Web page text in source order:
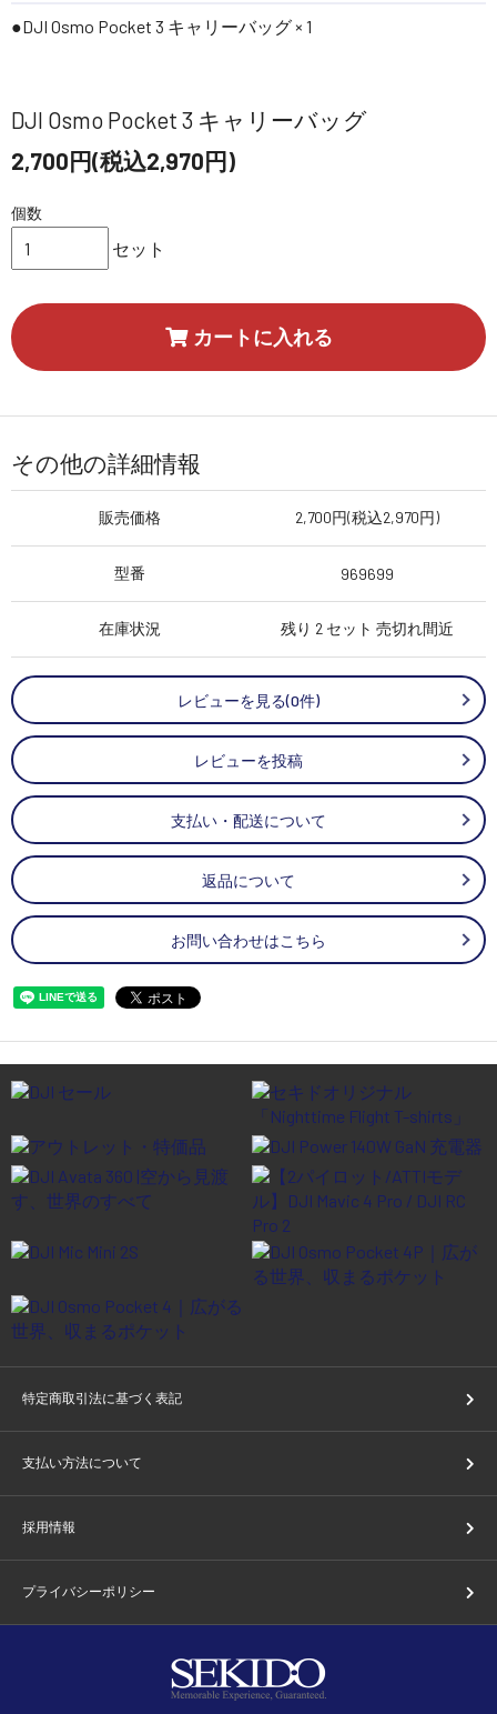
●DJI Osmo Pocket 3 キャリーバッグ × 1
DJI Osmo Pocket 3 キャリーバッグ
2,700円(税込2,970円)
個数
セット
カートに入れる
その他の詳細情報
販売価格 2,700円(税込2,970円)
型番 969699
在庫状況 残り 2 セット 売切れ間近
レビューを見る(0件)
レビューを投稿
支払い・配送について
返品について
お問い合わせはこちら
特定商取引法に基づく表記
支払い方法について
採用情報
プライバシーポリシー